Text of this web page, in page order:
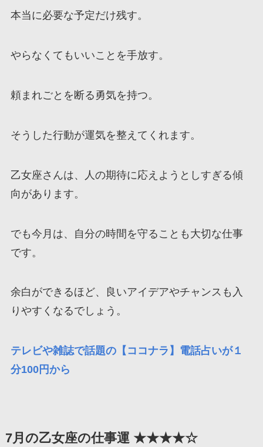
本当に必要な予定だけ残す。
やらなくてもいいことを手放す。
頼まれごとを断る勇気を持つ。
そうした行動が運気を整えてくれます。
乙女座さんは、人の期待に応えようとしすぎる傾
向があります。
でも今月は、自分の時間を守ることも大切な仕事
です。
余白ができるほど、良いアイデアやチャンスも入
りやすくなるでしょう。
テレビや雑誌で話題の【ココナラ】電話占いが１
分100円から
7月の乙女座の仕事運 ★★★★☆